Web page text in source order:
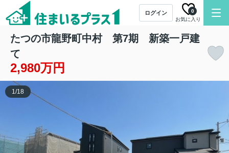
ログイン
お気に入り
0
たつの市龍野町中村 第7期 新築一戸建
て
2,980万円
1/18